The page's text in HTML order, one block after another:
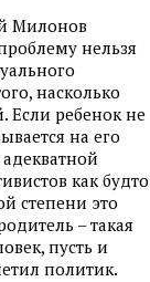
Милонов
нельзя
насколько
Если ребенок не
на его
как будто
степени это
– такая
пусть и
политик.